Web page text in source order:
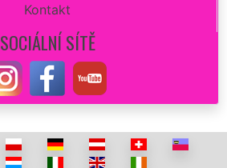
Kontakt
SOCIÁLNÍ SÍTĚ